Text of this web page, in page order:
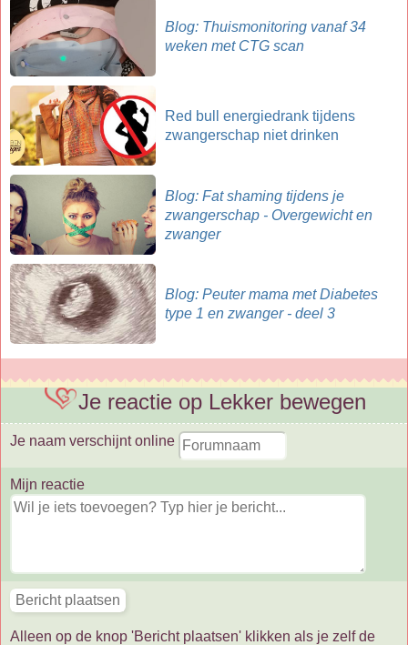
Blog: Thuismonitoring vanaf 34
weken met CTG scan
Red bull energiedrank tijdens
zwangerschap niet drinken
Blog: Fat shaming tijdens je
zwangerschap - Overgewicht en
zwanger
Blog: Peuter mama met Diabetes
type 1 en zwanger - deel 3
Je reactie op Lekker bewegen
Je naam verschijnt online
Mijn reactie
Alleen op de knop 'Bericht plaatsen' klikken als je zelf de